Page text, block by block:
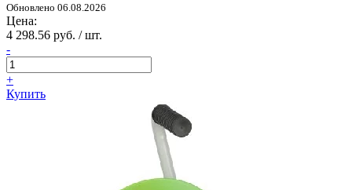
Обновлено 06.08.2026
Цена:
4 298.56 руб. / шт.
-
+
Купить